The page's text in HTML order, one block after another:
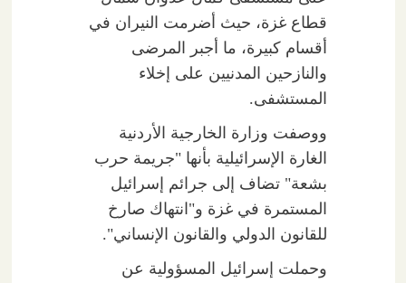
قطاع غزة، حيث أضرمت النيران في
أقسام كبيرة، ما أجبر المرضى
والنازحين المدنيين على إخلاء
المستشفى.
ووصفت وزارة الخارجية الأردنية
الغارة الإسرائيلية بأنها "جريمة حرب
بشعة" تضاف إلى جرائم إسرائيل
المستمرة في غزة و"انتهاك صارخ
للقانون الدولي والقانون الإنساني".
وحملت إسرائيل المسؤولية عن